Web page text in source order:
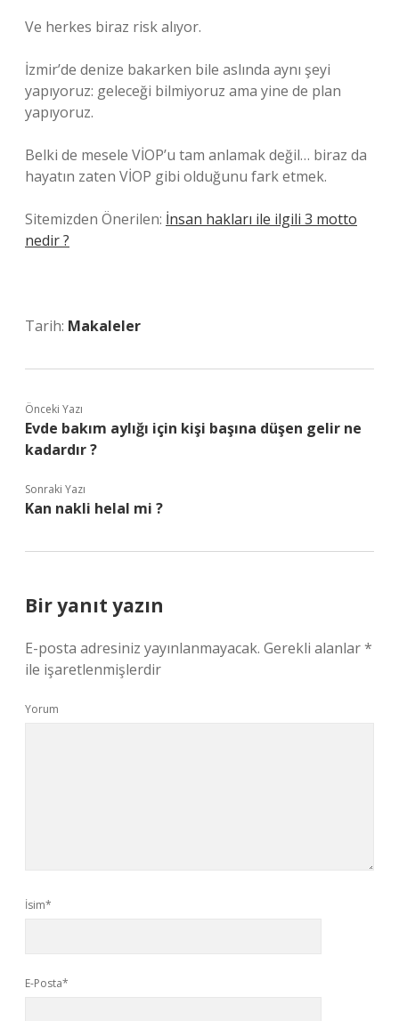
Ve herkes biraz risk alıyor.
İzmir’de denize bakarken bile aslında aynı şeyi
yapıyoruz: geleceği bilmiyoruz ama yine de plan
yapıyoruz.
Belki de mesele VİOP’u tam anlamak değil… biraz da
hayatın zaten VİOP gibi olduğunu fark etmek.
Sitemizden Önerilen: İnsan hakları ile ilgili 3 motto
nedir ?
Tarih: Makaleler
Önceki Yazı
Evde bakım aylığı için kişi başına düşen gelir ne
kadardır ?
Sonraki Yazı
Kan nakli helal mi ?
Bir yanıt yazın
E-posta adresiniz yayınlanmayacak. Gerekli alanlar*
ile işaretlenmişlerdir
Yorum
İsim*
E-Posta*